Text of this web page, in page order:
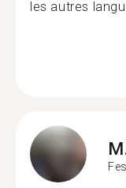
les autres
Fes